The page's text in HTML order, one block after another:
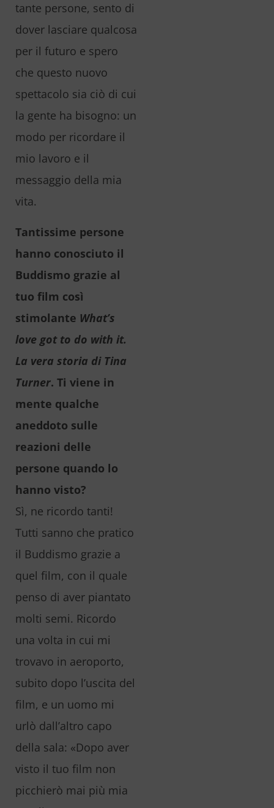
tante persone, sento di
dover lasciare qualcosa
per il futuro e spero
che questo nuovo
spettacolo sia ciò di cui
la gente ha bisogno: un
modo per ricordare il
mio lavoro e il
messaggio della mia
vita.
Tantissime persone
hanno conosciuto il
Buddismo grazie al
tuo film così
stimolante What’s
love got to do with it.
La vera storia di Tina
Turner. Ti viene in
mente qualche
aneddoto sulle
reazioni delle
persone quando lo
hanno visto?
Sì, ne ricordo tanti!
Tutti sanno che pratico
il Buddismo grazie a
quel film, con il quale
penso di aver piantato
molti semi. Ricordo
una volta in cui mi
trovavo in aeroporto,
subito dopo l’uscita del
film, e un uomo mi
urlò dall’altro capo
della sala: «Dopo aver
visto il tuo film non
picchierò mai più mia